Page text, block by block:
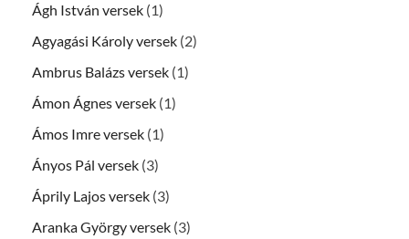
Ágh István versek (1)
Agyagási Károly versek (2)
Ambrus Balázs versek (1)
Ámon Ágnes versek (1)
Ámos Imre versek (1)
Ányos Pál versek (3)
Áprily Lajos versek (3)
Aranka György versek (3)